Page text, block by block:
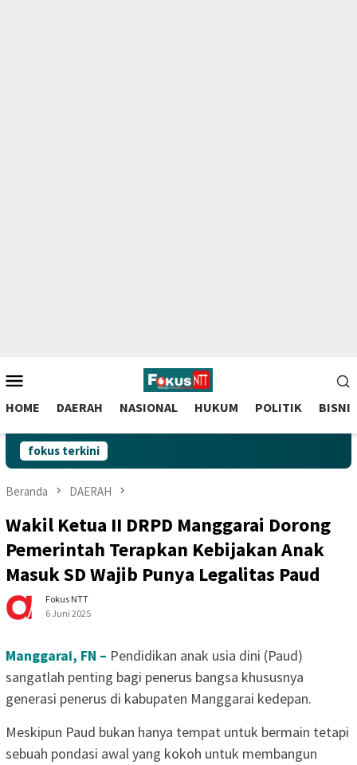
to
contentMobile
HOME DAERAH NASIONAL HUKUM POLITIK BISNIS
fokus terkini
Beranda DAERAH
Wakil Ketua II DRPD Manggarai Dorong
Pemerintah Terapkan Kebijakan Anak
Masuk SD Wajib Punya Legalitas Paud
Fokus NTT
6 Juni 2025
Manggarai, FN – Pendidikan anak usia dini (Paud)
sangatlah penting bagi penerus bangsa khususnya
generasi penerus di kabupaten Manggarai kedepan.
Meskipun Paud bukan hanya tempat untuk bermain tetapi
sebuah pondasi awal yang kokoh untuk membangun